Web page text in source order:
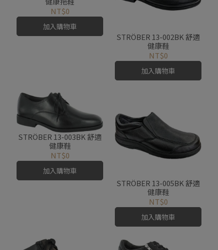
NT$0
加入購物車
STRÖBER 13-002BK 舒適
健康鞋
NT$0
加入購物車
STRÖBER 13-003BK 舒適
健康鞋
NT$0
加入購物車
STRÖBER 13-005BK 舒適
健康鞋
NT$0
加入購物車